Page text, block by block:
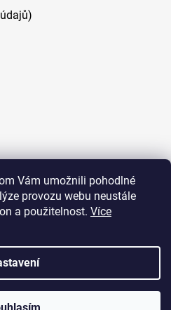
Vám umožnili pohodlné
provozu webu neustále
a použitelnost. Více
u